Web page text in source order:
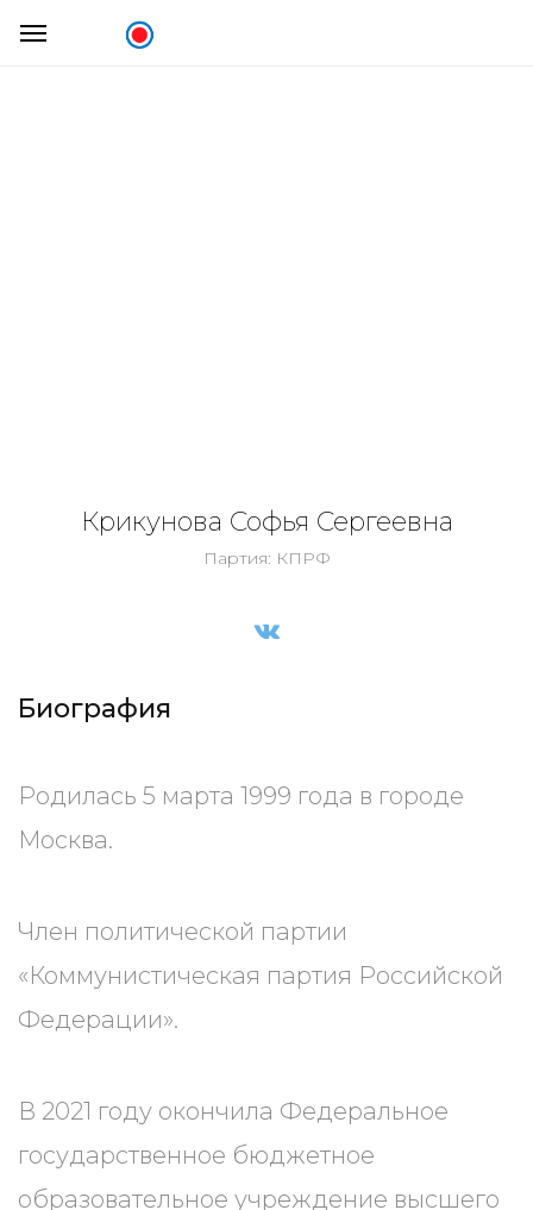
Крикунова Софья Сергеевна
Партия: КПРФ
Биография
Родилась 5 марта 1999 года в городе
Москва.
Член политической партии
«Коммунистическая партия Российской
Федерации».
В 2021 году окончила Федеральное
государственное бюджетное
образовательное учреждение высшего